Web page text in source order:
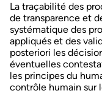
La traçabilité des
de transparence et
systématique des
appliqués et des
posteriori les
éventuelles
les principes du
contrôle humain sur